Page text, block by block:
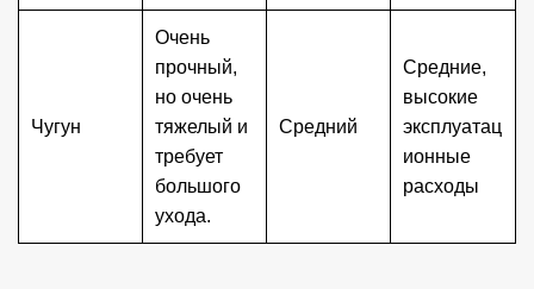
Чугун
Очень
прочный,
но очень
тяжелый и
требует
большого
ухода.
Средний
Средние,
высокие
эксплуатац
ионные
расходы